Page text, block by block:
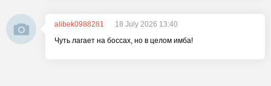
alibek0988281
18 July 2026 13:40
Чуть лагает на боссах, но в целом имба!